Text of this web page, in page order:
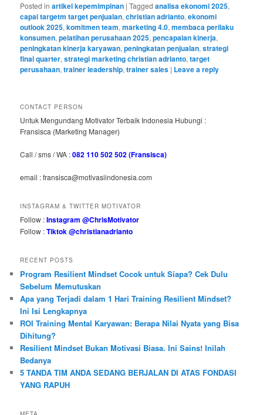
Posted in artikel kepemimpinan |Tagged analisa ekonomi 2025,
capai targetm target penjualan,christian adrianto,ekonomi
outlook 2025,komitmen team,marketing 4.0,membaca perilaku
konsumen,pelatihan perusahaan 2025,pencapaian kinerja,
peningkatan kinerja karyawan,peningkatan penjualan,strategi
final quarter,strategi marketing christian adrianto,target
perusahaan,trainer leadership,trainer sales | Leave a reply
CONTACT PERSON
Untuk Mengundang Motivator Terbaik Indonesia Hubungi :
Fransisca (Marketing Manager)
Call / sms / WA :082 110 502 502 (Fransisca)
email : fransisca@motivasiindonesia.com
INSTAGRAM & TWITTER MOTIVATOR
Follow :Instagram @ChrisMotivator
Follow :Tiktok @christianadrianto
RECENT POSTS
Program Resilient Mindset Cocok untuk Siapa? Cek Dulu
Sebelum Memutuskan
Apa yang Terjadi dalam 1 Hari Training Resilient Mindset?
Ini Isi Lengkapnya
ROI Training Mental Karyawan: Berapa Nilai Nyata yang Bisa
Dihitung?
Resilient Mindset Bukan Motivasi Biasa. Ini Sains! Inilah
Bedanya
5 TANDA TIM ANDA SEDANG BERJALAN DI ATAS FONDASI
YANG RAPUH